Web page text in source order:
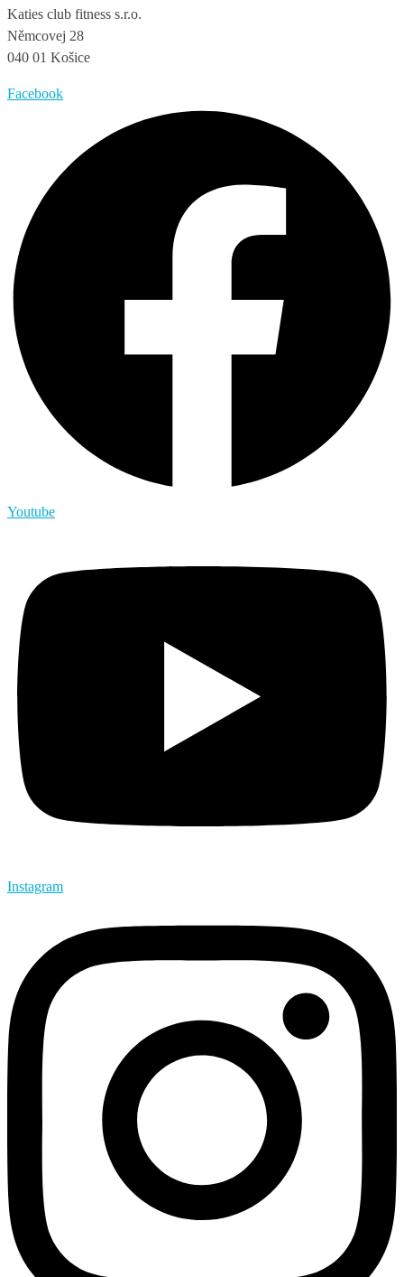
Katies club fitness s.r.o.
Němcovej 28
040 01 Košice
Facebook
Youtube
Instagram